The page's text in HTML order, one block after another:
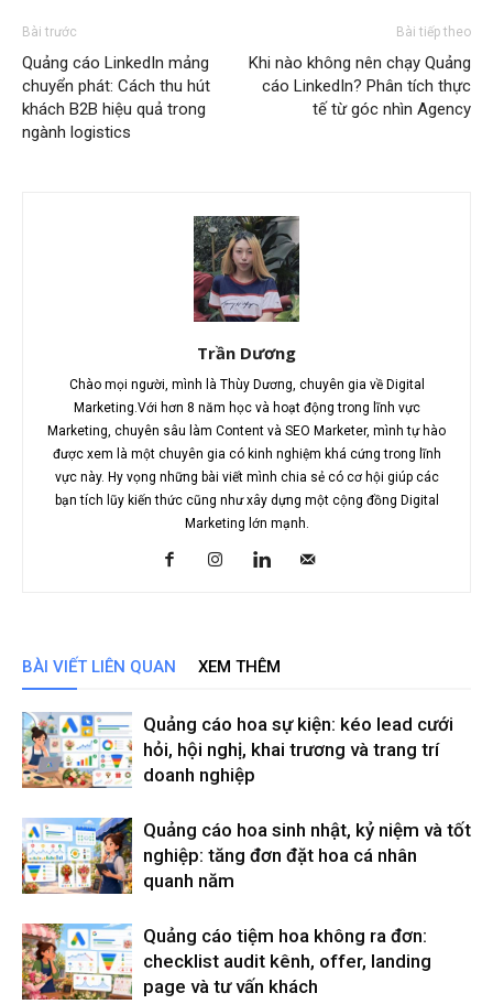
Bài trước
Quảng cáo LinkedIn mảng
chuyển phát: Cách thu hút
khách B2B hiệu quả trong
ngành logistics
Bài tiếp theo
Khi nào không nên chạy Quảng
cáo LinkedIn? Phân tích thực
tế từ góc nhìn Agency
Trần Dương
Chào mọi người, mình là Thùy Dương, chuyên gia về Digital
Marketing.Với hơn 8 năm học và hoạt động trong lĩnh vực
Marketing, chuyên sâu làm Content và SEO Marketer, mình tự hào
được xem là một chuyên gia có kinh nghiệm khá cứng trong lĩnh
vực này. Hy vọng những bài viết mình chia sẻ có cơ hội giúp các
bạn tích lũy kiến thức cũng như xây dựng một cộng đồng Digital
Marketing lớn mạnh.
BÀI VIẾT LIÊN QUAN XEM THÊM
Quảng cáo hoa sự kiện: kéo lead cưới
hỏi, hội nghị, khai trương và trang trí
doanh nghiệp
Quảng cáo hoa sinh nhật, kỷ niệm và tốt
nghiệp: tăng đơn đặt hoa cá nhân
quanh năm
Quảng cáo tiệm hoa không ra đơn:
checklist audit kênh, offer, landing
page và tư vấn khách